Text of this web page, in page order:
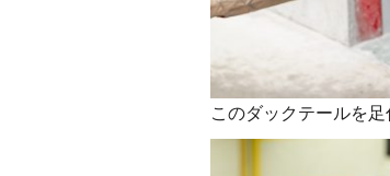
このダックテールを